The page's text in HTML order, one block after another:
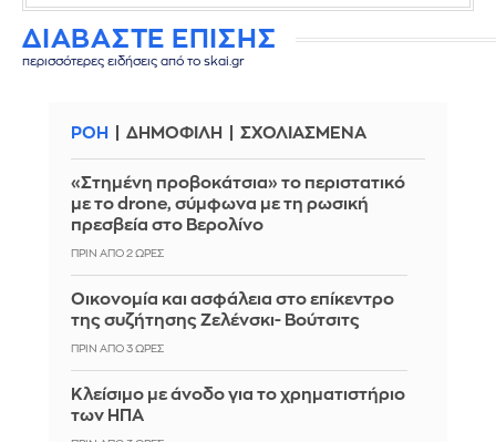
ΔΙΑΒΑΣΤΕ ΕΠΙΣΗΣ
περισσότερες ειδήσεις από το skai.gr
ΡΟΗ ΔΗΜΟΦΙΛΗ ΣΧΟΛΙΑΣΜΕΝΑ
«Στημένη προβοκάτσια» το περιστατικό
με το drone, σύμφωνα με τη ρωσική
πρεσβεία στο Βερολίνο
ΠΡΙΝ ΑΠΌ 2 ΏΡΕΣ
Οικονομία και ασφάλεια στο επίκεντρο
της συζήτησης Ζελένσκι- Βούτσιτς
ΠΡΙΝ ΑΠΌ 3 ΏΡΕΣ
Κλείσιμο με άνοδο για το χρηματιστήριο
των ΗΠΑ